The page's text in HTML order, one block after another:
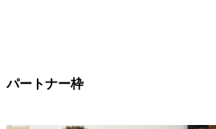
パートナー枠